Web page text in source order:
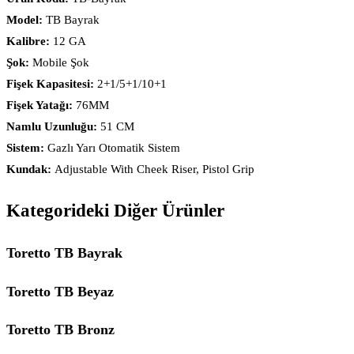
Model: TB Bayrak
Kalibre: 12 GA
Şok: Mobile Şok
Fişek Kapasitesi: 2+1/5+1/10+1
Fişek Yatağı: 76MM
Namlu Uzunluğu: 51 CM
Sistem: Gazlı Yarı Otomatik Sistem
Kundak: Adjustable With Cheek Riser, Pistol Grip
Kategorideki Diğer Ürünler
Toretto TB Bayrak
Toretto TB Beyaz
Toretto TB Bronz